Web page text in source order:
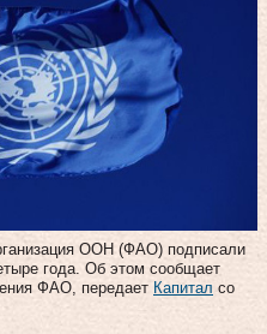
ООН (ФАО) подписали
года. Об этом сообщает
ФАО, передает Капитал со